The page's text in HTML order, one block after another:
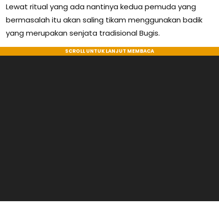
Lewat ritual yang ada nantinya kedua pemuda yang
bermasalah itu akan saling tikam menggunakan badik
yang merupakan senjata tradisional Bugis.